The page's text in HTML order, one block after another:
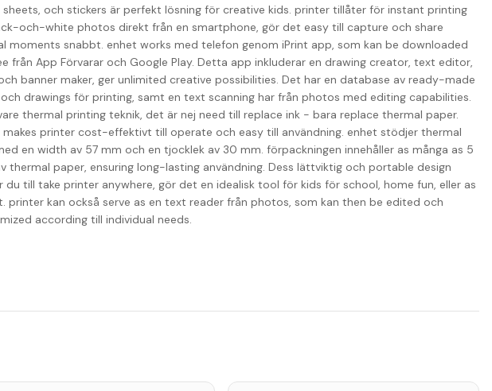
och stickers är perfekt lösning för creative kids. printer tillåter för instant printing
och-white photos direkt från en smartphone, gör det easy till capture och share
moments snabbt. enhet works med telefon genom iPrint app, som kan be downloaded
från App Förvarar och Google Play. Detta app inkluderar en drawing creator, text editor,
banner maker, ger unlimited creative possibilities. Det har en database av ready-made
drawings för printing, samt en text scanning har från photos med editing capabilities.
thermal printing teknik, det är nej need till replace ink - bara replace thermal paper.
printer cost-effektivt till operate och easy till användning. enhet stödjer thermal
en width av 57 mm och en tjocklek av 30 mm. förpackningen innehåller as många as 5
thermal paper, ensuring long-lasting användning. Dess lättviktig och portable design
du till take printer anywhere, gör det en idealisk tool för kids för school, home fun, eller as
printer kan också serve as en text reader från photos, som kan then be edited och
according till individual needs.